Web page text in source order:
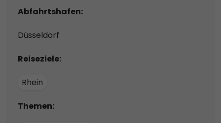
Abfahrtshafen:
Düsseldorf
Reiseziele:
Rhein
Themen: